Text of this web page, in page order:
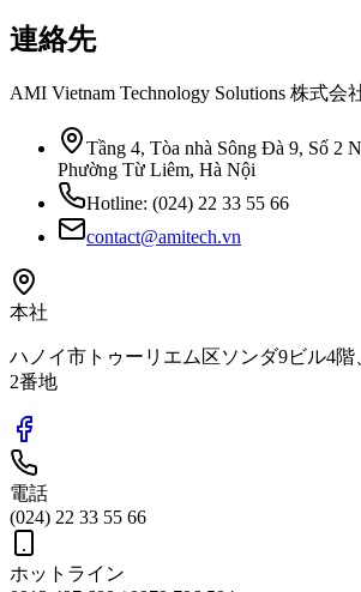
連絡先
AMI Vietnam Technology Solutions 株式会
Tầng 4, Tòa nhà Sông Đà 9, Số 2
Phường Từ Liêm, Hà Nội
Hotline: (024) 22 33 55 66
contact@amitech.vn
本社
ハノイ市トゥーリエム区ソンダ9ビル4階
2番地
電話
(024) 22 33 55 66
ホットライン